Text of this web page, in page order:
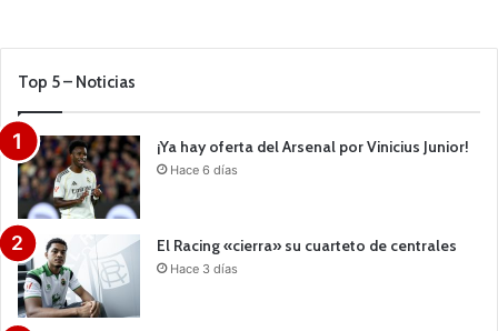
Top 5 – Noticias
¡Ya hay oferta del Arsenal por Vinicius Junior!
Hace 6 días
El Racing «cierra» su cuarteto de centrales
Hace 3 días